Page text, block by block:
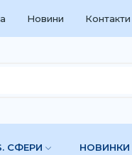
Новини Контакти
СФЕРИ НОВИНКИ